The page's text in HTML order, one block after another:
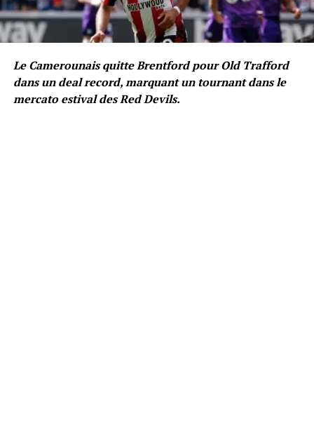
Le Camerounais quitte Brentford pour Old Trafford
dans un deal record, marquant un tournant dans le
mercato estival des Red Devils.